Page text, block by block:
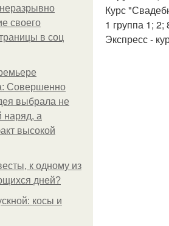
своего
в соц
Совершенно
выбрала не
наряд, а
высокой
к одному из
дней?
косы и
Курс
1 группа 1;
Экспресс -